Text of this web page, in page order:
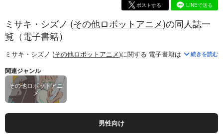
ポストする LINEで送る
ミサキ・シズノ (その他ロボットアニメ)の同人誌一
覧（電子書籍）
ミサキ・シズノ (その他ロボットアニメ)に関する 電子書籍は、1件お取り
続きを読む
関連ジャンル
その他ロボットアニ
メ
男性向け